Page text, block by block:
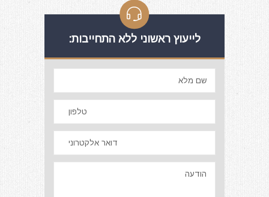
לייעוץ ראשוני ללא התחייבות: